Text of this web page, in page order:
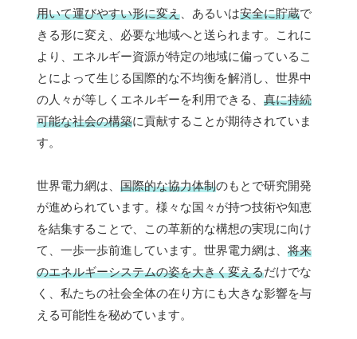
用いて運びやすい形に変え 、あるいは安全に貯蔵で
きる形に変え、必要な地域へと送られます。これに
より、エネルギー資源が特定の地域に偏っているこ
とによって生じる国際的な不均衡を解消し、世界中
の人々が等しくエネルギーを利用できる、 真に持続
可能な社会の構築に貢献することが期待されていま
す。
世界電力網は、 国際的な協力体制のもとで研究開発
が進められています。様々な国々が持つ技術や知恵
を結集することで、この革新的な構想の実現に向け
て、一歩一歩前進しています。世界電力網は、 将来
のエネルギーシステムの姿を大きく変えるだけでな
く、私たちの社会全体の在り方にも大きな影響を与
える可能性を秘めています。